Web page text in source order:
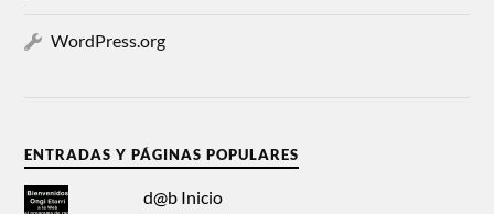
WordPress.org
ENTRADAS Y PÁGINAS POPULARES
d@b Inicio